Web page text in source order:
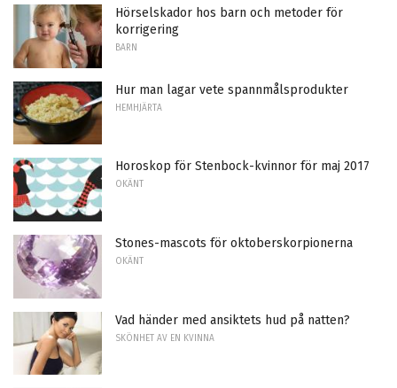
Hörselskador hos barn och metoder för
korrigering
BARN
Hur man lagar vete spannmålsprodukter
HEMHJÄRTA
Horoskop för Stenbock-kvinnor för maj 2017
OKÄNT
Stones-mascots för oktoberskorpionerna
OKÄNT
Vad händer med ansiktets hud på natten?
SKÖNHET AV EN KVINNA